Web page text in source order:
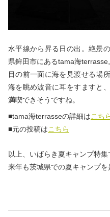
水平線から昇る日の出。絶景
県鉾田市にあるtama海terrasse
目の前一面に海を見渡せる場
海を眺め波音に耳をすますと
満喫できそうですね。
■tama海terrasseの詳細はこち
■元の投稿はこちら
以上、いばらき夏キャンプ特集
来年も茨城県での夏キャンプを